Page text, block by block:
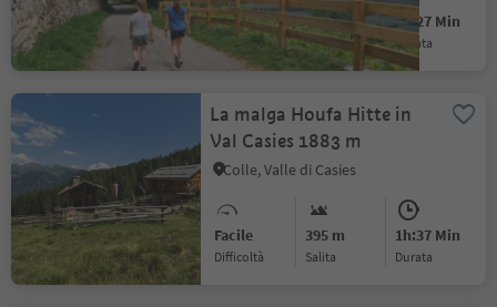
Facile 287 m
Salita
2h:27 Min
durata
La malga Houfa Hitte in
Val Casies 1883 m
Colle, Valle di Casies
Facile
Difficoltà
395 m
Salita
1h:37 Min
durata